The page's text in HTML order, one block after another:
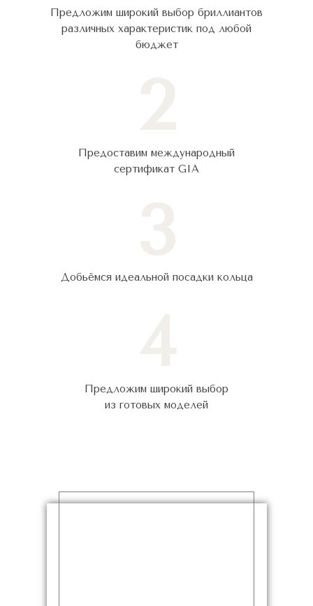
Предложим широкий выбор бриллиантов
различных характеристик под любой
бюджет
Предоставим международный
сертификат GIA
Добьёмся идеальной посадки кольца
Предложим широкий выбор
из готовых моделей